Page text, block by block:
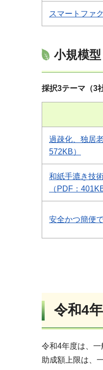
スマートファ
小規模型
採択3テーマ（3
過疎化、独居
572KB）
和紙手漉き技
（PDF：
安全かつ簡便
令和4
令和4年度は、一
助成額上限は、